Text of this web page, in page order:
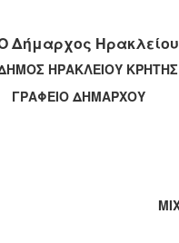
Δήμαρχος
ΗΡΑΚΛΕΙΟΥ ΚΡΗΤΗΣ
ΓΡΑΦΕΙΟ ΔΗΜΑΡΧΟΥ